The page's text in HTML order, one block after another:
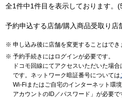
全1件中1件目を表示しております。
予約申込する店舗/購入商品受取り店
申し込み後に店舗を変更することはでき
予約手続きにはログインが必要です。
ドコモ回線にてアクセスいただいた場
です。ネットワーク暗証番号については
Wi-Fiまたはご自宅のインターネット環
アカウントのID／パスワード」が必要